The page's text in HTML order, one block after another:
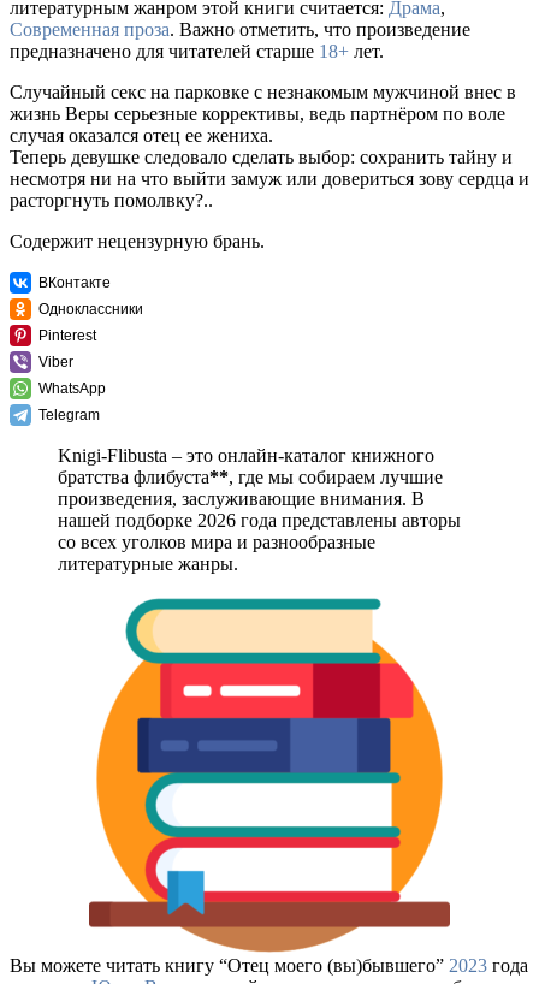
литературным жанром этой книги считается: Драма,
Современная проза. Важно отметить, что произведение
предназначено для читателей старше 18+ лет.
Случайный секс на парковке с незнакомым мужчиной внес в
жизнь Веры серьезные коррективы, ведь партнёром по воле
случая оказался отец ее жениха.
Теперь девушке следовало сделать выбор: сохранить тайну и
несмотря ни на что выйти замуж или довериться зову сердца и
расторгнуть помолвку?..
Содержит нецензурную брань.
ВКонтакте
Одноклассники
Pinterest
Viber
WhatsApp
Telegram
Knigi-Flibusta – это онлайн-каталог книжного
братства флибуста**, где мы собираем лучшие
произведения, заслуживающие внимания. В
нашей подборке 2026 года представлены авторы
со всех уголков мира и разнообразные
литературные жанры.
Вы можете читать книгу “Отец моего (вы)бывшего” 2023 года